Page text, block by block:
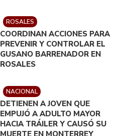
ROSALES
COORDINAN ACCIONES PARA
PREVENIR Y CONTROLAR EL
GUSANO BARRENADOR EN
ROSALES
NACIONAL
DETIENEN A JOVEN QUE
EMPUJÓ A ADULTO MAYOR
HACIA TRÁILER Y CAUSÓ SU
MUERTE EN MONTERREY